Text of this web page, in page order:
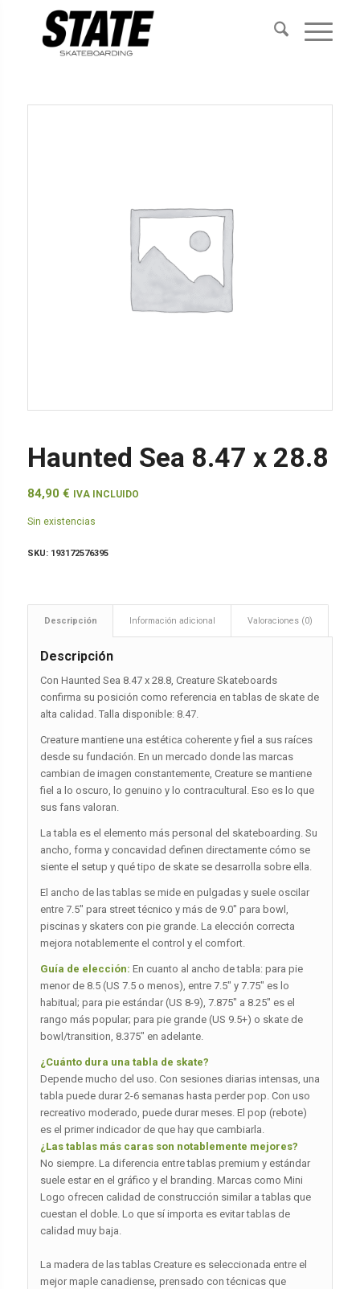
Haunted Sea 8.47 x 28.8
84,90 € IVA INCLUIDO
Sin existencias
SKU: 193172576395
Descripción Información adicional Valoraciones (0)
Descripción
Con Haunted Sea 8.47 x 28.8, Creature Skateboards
confirma su posición como referencia en tablas de skate de
alta calidad. Talla disponible: 8.47.
Creature mantiene una estética coherente y fiel a sus raíces
desde su fundación. En un mercado donde las marcas
cambian de imagen constantemente, Creature se mantiene
fiel a lo oscuro, lo genuino y lo contracultural. Eso es lo que
sus fans valoran.
La tabla es el elemento más personal del skateboarding. Su
ancho, forma y concavidad definen directamente cómo se
siente el setup y qué tipo de skate se desarrolla sobre ella.
El ancho de las tablas se mide en pulgadas y suele oscilar
entre 7.5″ para street técnico y más de 9.0″ para bowl,
piscinas y skaters con pie grande. La elección correcta
mejora notablemente el control y el comfort.
Guía de elección: En cuanto al ancho de tabla: para pie
menor de 8.5 (US 7.5 o menos), entre 7.5″ y 7.75″ es lo
habitual; para pie estándar (US 8-9), 7.875″ a 8.25″ es el
rango más popular; para pie grande (US 9.5+) o skate de
bowl/transition, 8.375″ en adelante.
¿Cuánto dura una tabla de skate?
Depende mucho del uso. Con sesiones diarias intensas, una
tabla puede durar 2-6 semanas hasta perder pop. Con uso
recreativo moderado, puede durar meses. El pop (rebote)
es el primer indicador de que hay que cambiarla.
¿Las tablas más caras son notablemente mejores?
No siempre. La diferencia entre tablas premium y estándar
suele estar en el gráfico y el branding. Marcas como Mini
Logo ofrecen calidad de construcción similar a tablas que
cuestan el doble. Lo que sí importa es evitar tablas de
calidad muy baja.
La madera de las tablas Creature es seleccionada entre el
mejor maple canadiense, prensado con técnicas que